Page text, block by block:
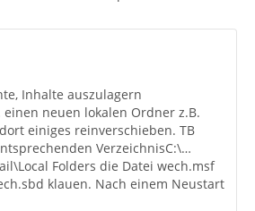
Inhalte auszulagern
einen neuen lokalen Ordner z.B.
einiges reinverschieben. TB
VerzeichnisC:\…
Folders die Datei wech.msf
klauen. Nach einem Neustart